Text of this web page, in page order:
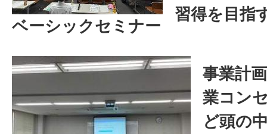
ベーシックセミナー
習得を目指
事業計
業コン
ど頭の